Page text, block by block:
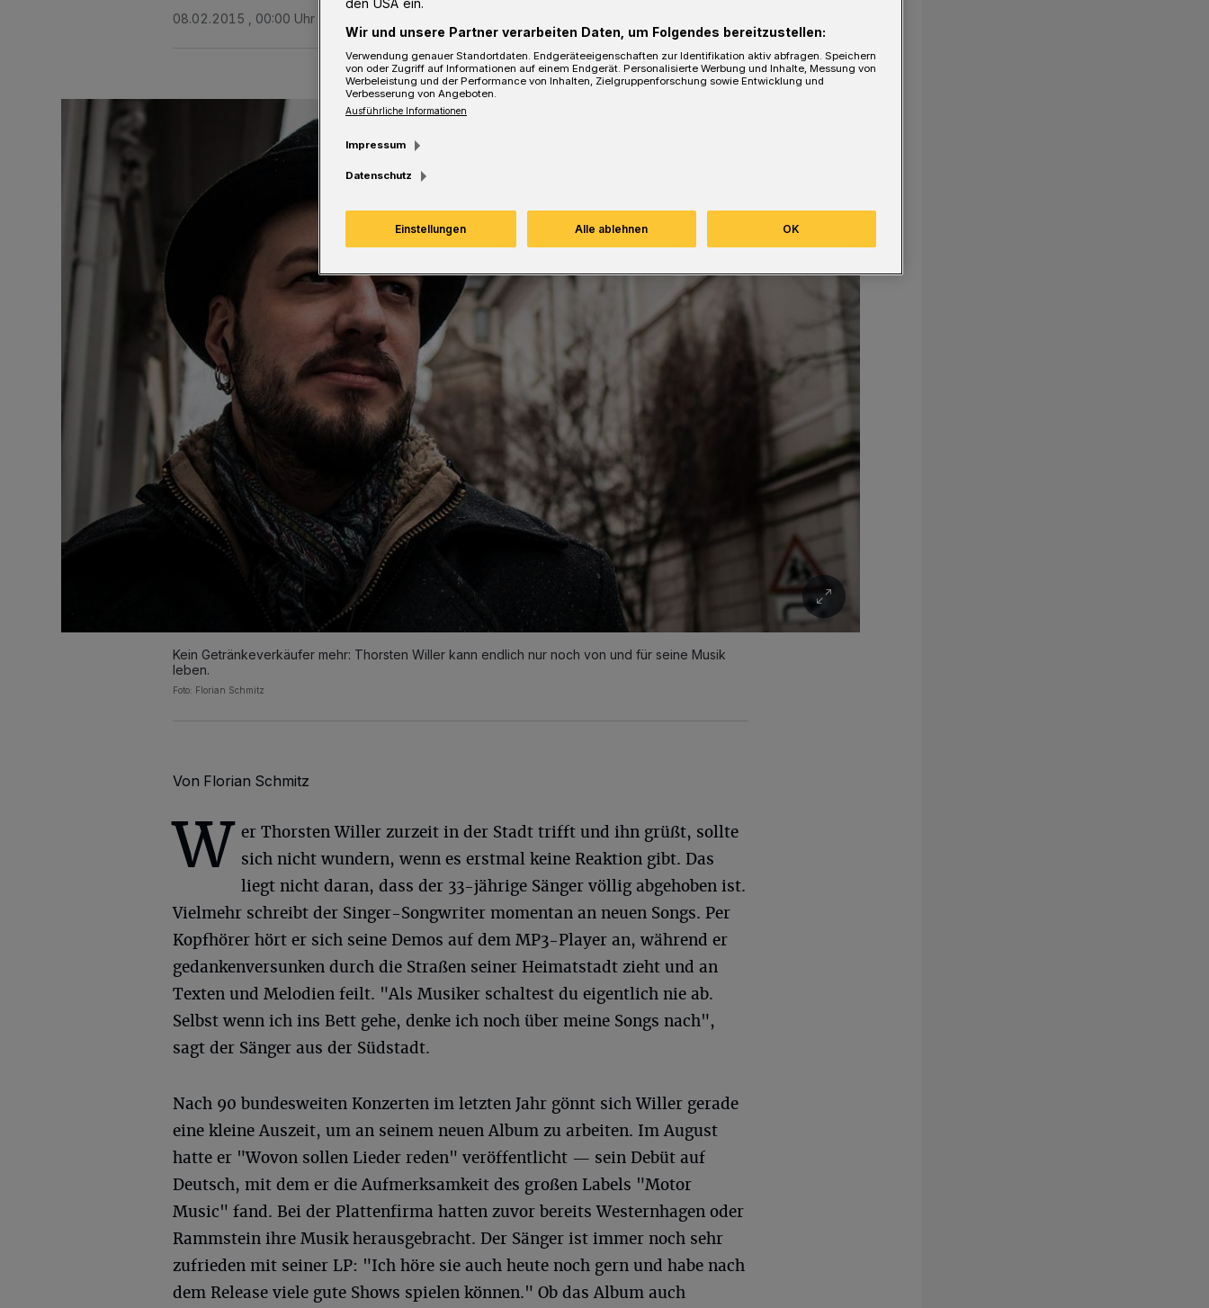
08.02.2015 , 00:00 Uhr
Kein Getränkeverkäufer mehr: Thorsten Willer kann endlich nur noch von und für seine Musik
leben.
Foto: Florian Schmitz
Von Florian Schmitz
W er Thorsten Willer zurzeit in der Stadt trifft und ihn grüßt, sollte
sich nicht wundern, wenn es erstmal keine Reaktion gibt. Das
liegt nicht daran, dass der 33-jährige Sänger völlig abgehoben ist.
Vielmehr schreibt der Singer-Songwriter momentan an neuen Songs. Per
Kopfhörer hört er sich seine Demos auf dem MP3-Player an, während er
gedankenversunken durch die Straßen seiner Heimatstadt zieht und an
Texten und Melodien feilt. "Als Musiker schaltest du eigentlich nie ab.
Selbst wenn ich ins Bett gehe, denke ich noch über meine Songs nach",
sagt der Sänger aus der Südstadt.
Nach 90 bundesweiten Konzerten im letzten Jahr gönnt sich Willer gerade
eine kleine Auszeit, um an seinem neuen Album zu arbeiten. Im August
hatte er "Wovon sollen Lieder reden" veröffentlicht — sein Debüt auf
Deutsch, mit dem er die Aufmerksamkeit des großen Labels "Motor
Music" fand. Bei der Plattenfirma hatten zuvor bereits Westernhagen oder
Rammstein ihre Musik herausgebracht. Der Sänger ist immer noch sehr
zufrieden mit seiner LP: "Ich höre sie auch heute noch gern und habe nach
dem Release viele gute Shows spielen können." Ob das Album auch
den USA ein.
Wir und unsere Partner verarbeiten Daten, um Folgendes bereitzustellen:
Verwendung genauer Standortdaten. Endgeräteeigenschaften zur Identifikation aktiv abfragen. Speichern
von oder Zugriff auf Informationen auf einem Endgerät. Personalisierte Werbung und Inhalte, Messung von
Werbeleistung und der Performance von Inhalten, Zielgruppenforschung sowie Entwicklung und
Verbesserung von Angeboten.
Ausführliche Informationen
Impressum
Datenschutz
Einstellungen Alle ablehnen OK